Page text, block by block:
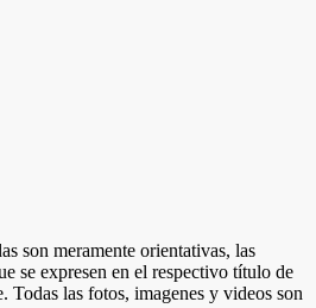
son meramente orientativas, las
se expresen en el respectivo título de
Todas las fotos, imagenes y videos son